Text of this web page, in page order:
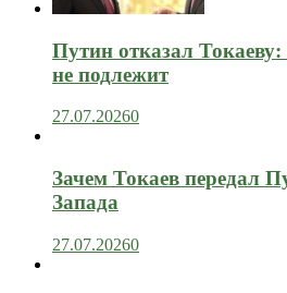
Путин отказал
не подлежит
27.07.20260
Зачем Токаев передал
Запада
27.07.20260